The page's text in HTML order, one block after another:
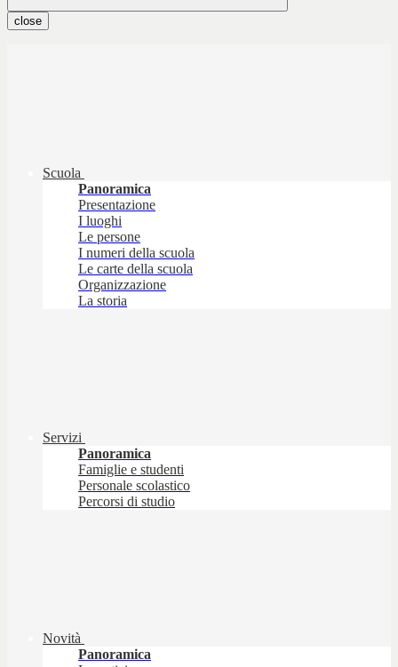
close
Scuola
Panoramica
Presentazione
I luoghi
Le persone
I numeri della scuola
Le carte della scuola
Organizzazione
La storia
Servizi
Panoramica
Famiglie e studenti
Personale scolastico
Percorsi di studio
Novità
Panoramica